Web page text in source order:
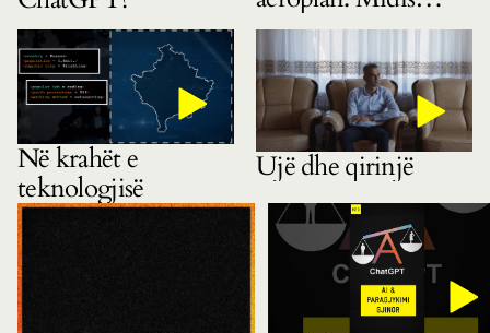
gëzimit dhe
pasigurisë
Në krahët e
teknologjisë
Ujë dhe qirinjë